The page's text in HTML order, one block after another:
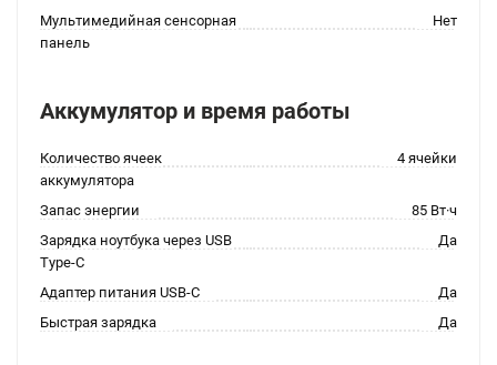
Мультимедийная сенсорная
панель
Нет
Аккумулятор и время работы
Количество ячеек
аккумулятора
4 ячейки
Запас энергии
85 Вт·ч
Зарядка ноутбука через USB
Type-C
Да
Адаптер питания USB-C
Да
Быстрая зарядка
Да